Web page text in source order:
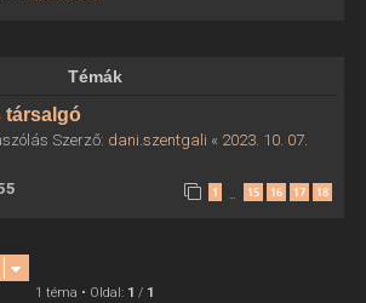
Témák
társalgó
Szerző: dani.szentgali « 2023. 10. 07.
1 15 16 17 18
1 téma • Oldal: 1 / 1